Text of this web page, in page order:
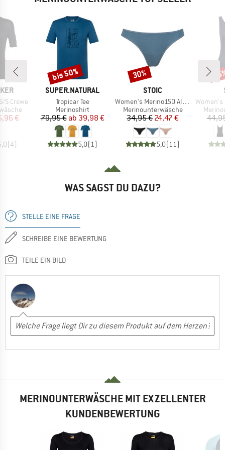
S Crewe
Preis
€
(4)
MARKE
SUPER.NATURAL
Artikel
Tropicar Tee
Produktgruppe
Merinoshirt
Preis
79,95 € reduzierter Preis
ab 39,98 €
5,0(1)
Rabatt
bis 50%
MARKE
STOIC
Artikel
Women's Merino150 AlsenSt. Thong
Produktgruppe
Merinounterwäsche
Preis
34,95 €reduzierter Preis
24,47 €
5,0(11)
Rabatt
30%
Artikel
Women's
WAS SAGST DU DAZU?
STELLE EINE FRAGE
SCHREIBE EINE BEWERTUNG
TEILE EIN BILD
MERINOUNTERWÄSCHE MIT EXZELLENTER
KUNDENBEWERTUNG